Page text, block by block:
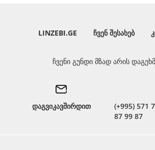
LINZEBI.GE ᲩᲕᲔᲜ ᲨᲔᲡᲐᲮᲔᲑ
ჩვენი გუნდი მზად არის
დაგვიკავშირდით
(+995) 571
87 99 87